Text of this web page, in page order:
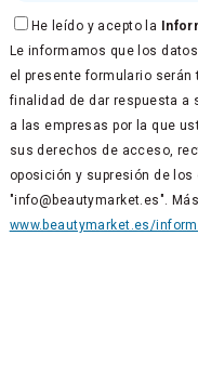
He leído y acepto la
Le informamos que los
el presente formulario serán
finalidad de dar respuesta a
a las empresas por la que
sus derechos de acceso,
oposición y supresión de
"info@beautymarket.es".
www.beautymarket.es/